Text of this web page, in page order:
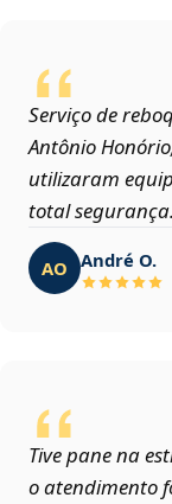
Serviço de
Antônio
utilizaram
total segurança.
AO André O.
Tive pane na
o atendimento